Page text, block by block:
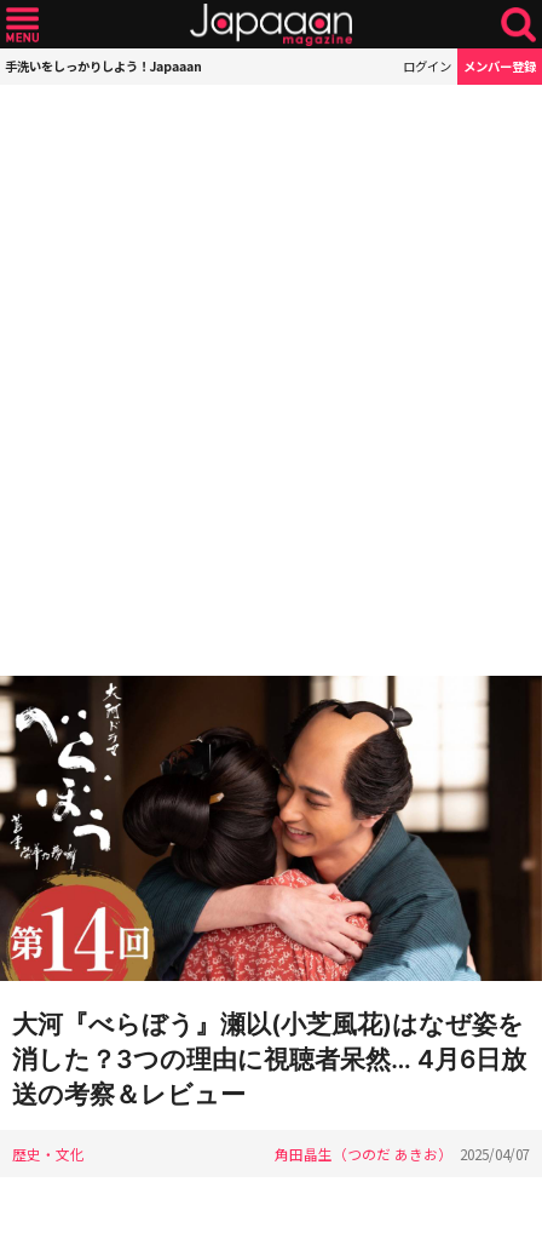
手洗いをしっかりしよう！Japaaan ログイン メンバー登録
大河『べらぼう』瀬以(小芝風花)はなぜ姿を
消した？3つの理由に視聴者呆然… 4月6日放
送の考察＆レビュー
歴史・文化 角田晶生（つのだ あきお） 2025/04/07